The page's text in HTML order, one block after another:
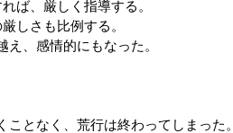
ば、厳しく指導する。
しさも比例する。
、感情的にもなった。
となく、荒行は終わってしまった。